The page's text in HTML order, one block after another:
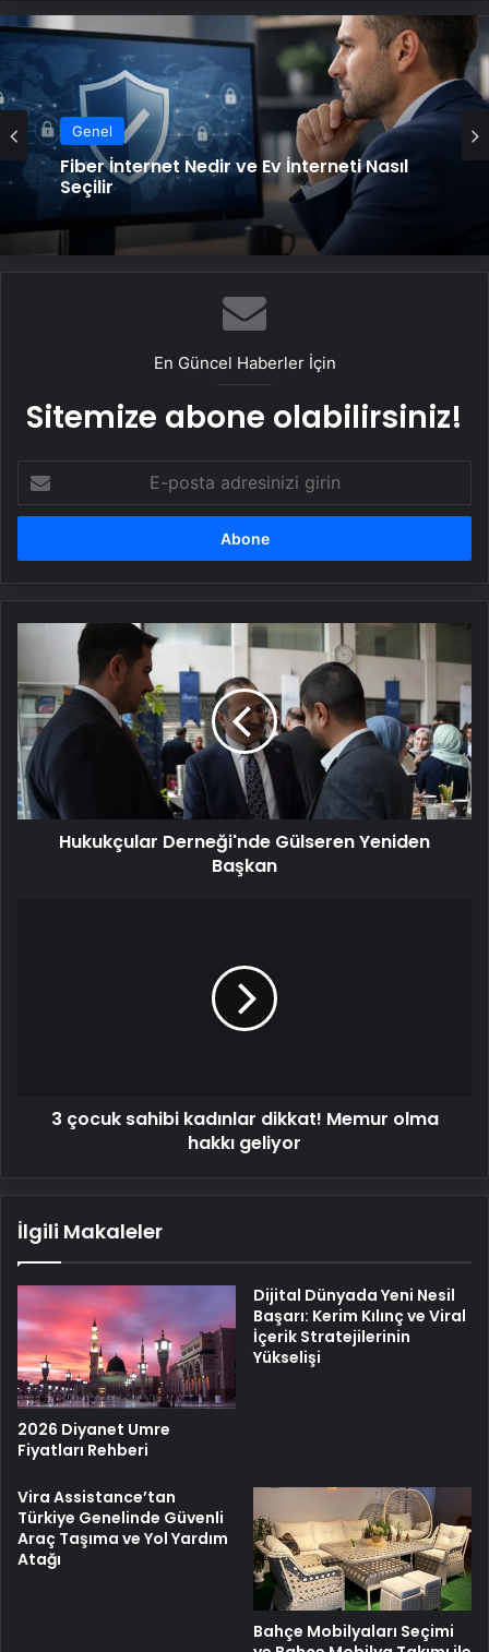
Genel
Fiber İnternet Nedir ve Ev İnterneti Nasıl
Seçilir
En Güncel Haberler İçin
Sitemize abone olabilirsiniz!
posta
adresinizi
Hukukçular
Derneği'nde
Gülseren
Yeniden
Başkan
Hukukçular Derneği'nde Gülseren Yeniden
Başkan
3 çocuk sahibi kadınlar dikkat! Memur olma
hakkı geliyor
İlgili Makaleler
2026 Diyanet Umre
Fiyatları Rehberi
Dijital Dünyada Yeni Nesil
Başarı: Kerim Kılınç ve Viral
İçerik Stratejilerinin
Yükselişi
Vira Assistance’tan
Türkiye Genelinde Güvenli
Araç Taşıma ve Yol Yardım
Atağı
Bahçe Mobilyaları Seçimi